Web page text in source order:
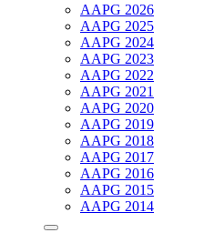
AAPG 2026
AAPG 2025
AAPG 2024
AAPG 2023
AAPG 2022
AAPG 2021
AAPG 2020
AAPG 2019
AAPG 2018
AAPG 2017
AAPG 2016
AAPG 2015
AAPG 2014